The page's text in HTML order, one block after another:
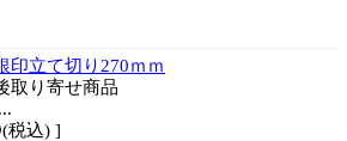
印立て切り270ｍｍ
取り寄せ商品
税込) ]